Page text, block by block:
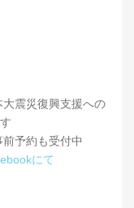
震災復興支援への
予約も受付中
にて